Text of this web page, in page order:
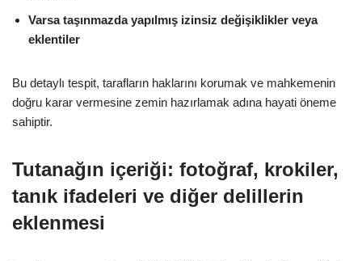
Varsa taşınmazda yapılmış izinsiz değişiklikler veya
eklentiler
Bu detaylı tespit, tarafların haklarını korumak ve mahkemenin
doğru karar vermesine zemin hazırlamak adına hayati öneme
sahiptir.
Tutanağın içeriği: fotoğraf, krokiler,
tanık ifadeleri ve diğer delillerin
eklenmesi